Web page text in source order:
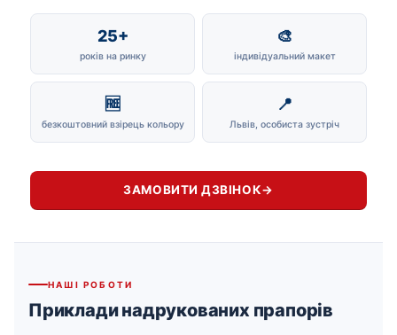
25+
років на ринку
🎨
індивідуальний макет
🆓
безкоштовний взірець кольору
📍
Львів, особиста зустріч
ЗАМОВИТИ ДЗВІНОК→
НАШІ РОБОТИ
Приклади надрукованих прапорів